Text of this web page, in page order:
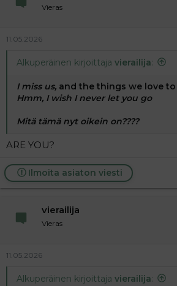
Vieras
11.05.2026
Alkuperäinen kirjoittaja vierailija:
I miss us, and the things we love
Hmm, I wish I never let you go
Mitä tämä nyt oikein on????
ARE YOU?
Ilmoita asiaton viesti
vierailija
Vieras
11.05.2026
Alkuperäinen kirjoittaja vierailija: